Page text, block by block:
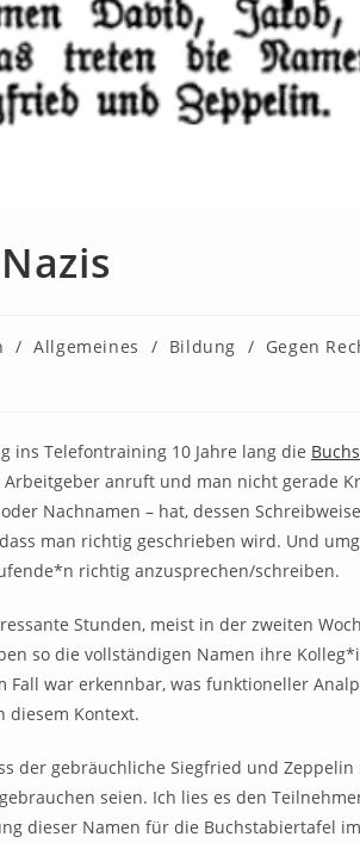
/ Allgemeines / Bildung / Gegen
ins Telefontraining 10 Jahre lang die
anruft und man nicht gerade
Nachnamen – hat, dessen
man richtig geschrieben wird. Und
richtig anzusprechen/schreiben.
Stunden, meist in der zweiten
so die vollständigen Namen ihre
war erkennbar, was funktioneller
diesem Kontext.
der gebräuchliche Siegfried und
seien. Ich lies es den
dieser Namen für die Buchstabiertafel